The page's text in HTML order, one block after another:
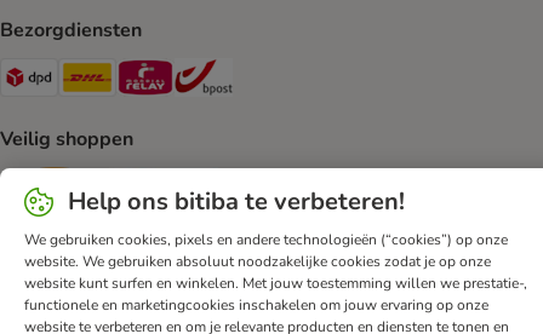
Bezorgdiensten
Dpd Shipping Method
DHL Shipping Method
Mondial Relay Shipping Method
Veilig shoppen
Help ons bitiba te verbeteren!
We gebruiken cookies, pixels en andere technologieën (“cookies”) op onze
website. We gebruiken absoluut noodzakelijke cookies zodat je op onze
website kunt surfen en winkelen. Met jouw toestemming willen we prestatie-,
functionele en marketingcookies inschakelen om jouw ervaring op onze
website te verbeteren en om je relevante producten en diensten te tonen en